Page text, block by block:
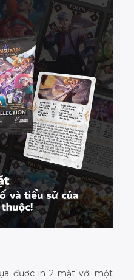
được in 2 mặt với một